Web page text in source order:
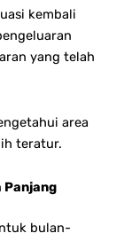
kembali
yang telah
area
teratur.
Panjang
bulan-